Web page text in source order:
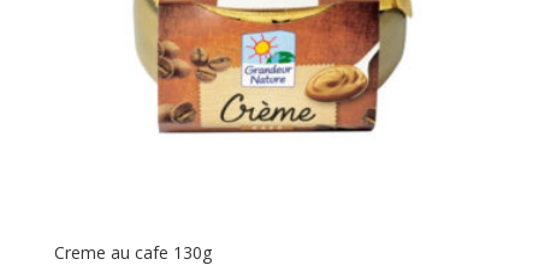
Creme au cafe 130g